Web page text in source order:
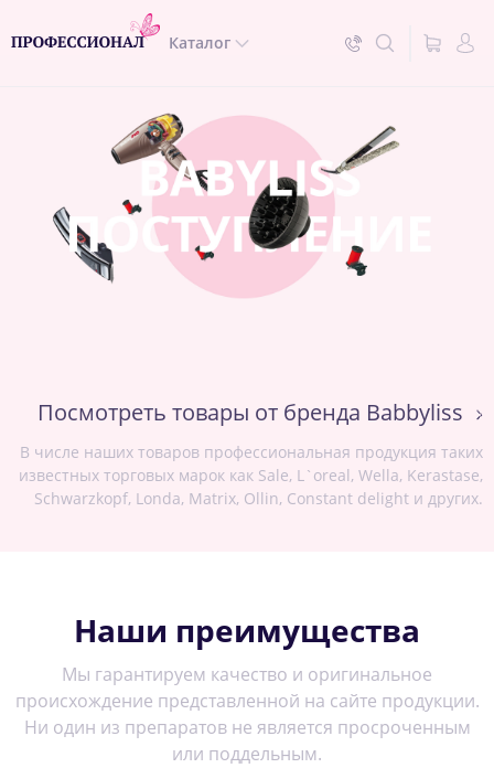
Каталог
Посмотреть товары от бренда Babbyliss
В числе наших товаров профессиональная продукция таких
известных торговых марок как Sale, L`oreal, Wella, Kerastase,
Schwarzkopf, Londa, Matrix, Ollin, Constant delight и других.
Наши преимущества
Мы гарантируем качество и оригинальное
происхождение представленной на сайте продукции.
Ни один из препаратов не является просроченным
или поддельным.